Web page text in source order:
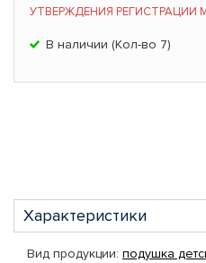
УТВЕРЖДЕНИЯ
В наличии (Кол-во 7)
Характеристики
Вид продукции: подушка